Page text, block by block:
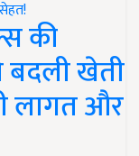
की
बदली खेती
लागत और